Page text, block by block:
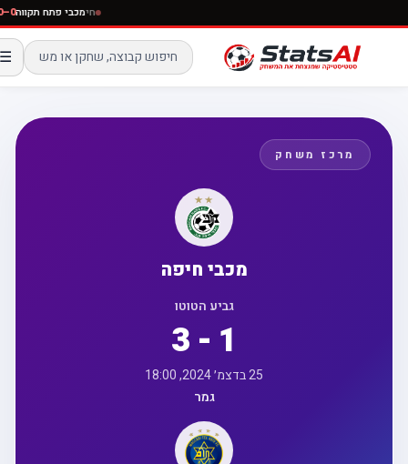
חי מכבי פתח
☰
מרכז משחק
מכבי חיפה
גביע הטוטו
3 - 1
25 בדצמ׳ 2024, 18:00
גמר